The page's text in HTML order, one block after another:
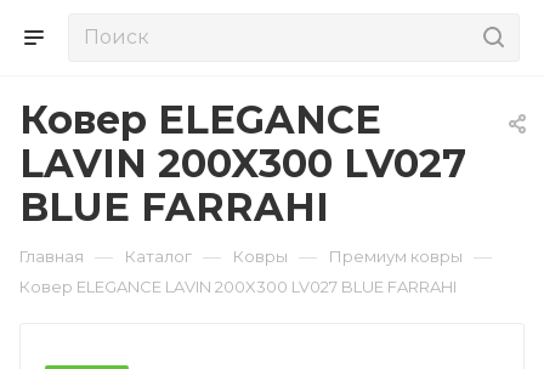
Ковер ELEGANCE
LAVIN 200X300 LV027
BLUE FARRAHI
Главная — Каталог — Ковры — Премиум ковры —
Ковер ELEGANCE LAVIN 200X300 LV027 BLUE FARRAHI